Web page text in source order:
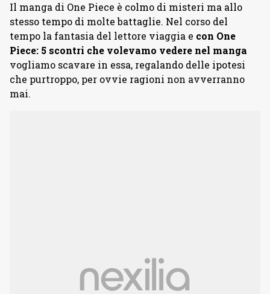
Il manga di One Piece è colmo di misteri ma allo
stesso tempo di molte battaglie. Nel corso del
tempo la fantasia del lettore viaggia e con One
Piece: 5 scontri che volevamo vedere nel manga
vogliamo scavare in essa, regalando delle ipotesi
che purtroppo, per ovvie ragioni non avverranno
mai.